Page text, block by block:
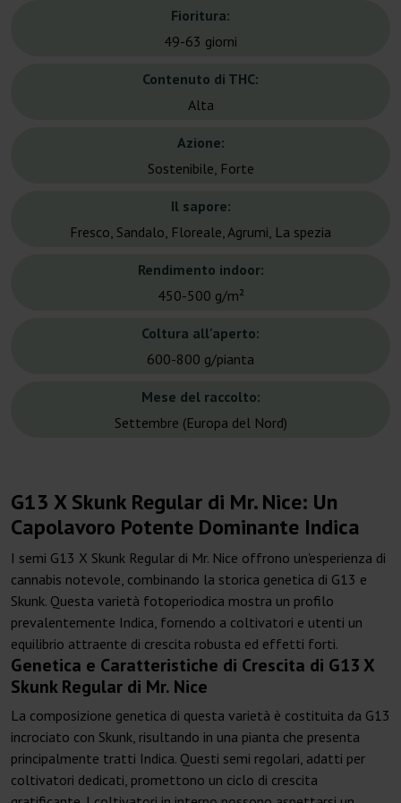
Fioritura:
49-63 giorni
Contenuto di THC:
Alta
Azione:
Sostenibile, Forte
Il sapore:
Fresco, Sandalo, Floreale, Agrumi, La spezia
Rendimento indoor:
450-500 g/m²
Coltura all'aperto:
600-800 g/pianta
Mese del raccolto:
Settembre (Europa del Nord)
G13 X Skunk Regular di Mr. Nice: Un
Capolavoro Potente Dominante Indica
I semi G13 X Skunk Regular di Mr. Nice offrono un'esperienza di
cannabis notevole, combinando la storica genetica di G13 e
Skunk. Questa varietà fotoperiodica mostra un profilo
prevalentemente Indica, fornendo a coltivatori e utenti un
equilibrio attraente di crescita robusta ed effetti forti.
Genetica e Caratteristiche di Crescita di G13 X
Skunk Regular di Mr. Nice
La composizione genetica di questa varietà è costituita da G13
incrociato con Skunk, risultando in una pianta che presenta
principalmente tratti Indica. Questi semi regolari, adatti per
coltivatori dedicati, promettono un ciclo di crescita